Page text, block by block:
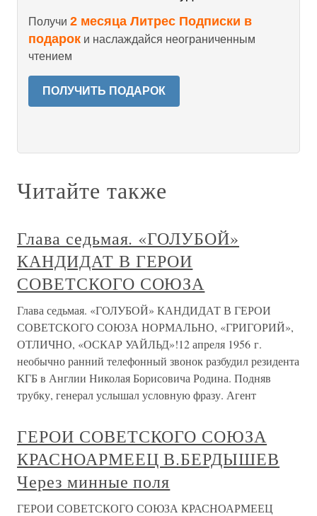
Получи 2 месяца Литрес Подписки в
подарок и наслаждайся неограниченным
чтением
ПОЛУЧИТЬ ПОДАРОК
Читайте также
Глава седьмая. «ГОЛУБОЙ»
КАНДИДАТ В ГЕРОИ
СОВЕТСКОГО СОЮЗА
Глава седьмая. «ГОЛУБОЙ» КАНДИДАТ В ГЕРОИ
СОВЕТСКОГО СОЮЗА НОРМАЛЬНО, «ГРИГОРИЙ»,
ОТЛИЧНО, «ОСКАР УАЙЛЬД»!12 апреля 1956 г.
необычно ранний телефонный звонок разбудил резидента
КГБ в Англии Николая Борисовича Родина. Подняв
трубку, генерал услышал условную фразу. Агент
ГЕРОИ СОВЕТСКОГО СОЮЗА
КРАСНОАРМЕЕЦ В.БЕРДЫШЕВ
Через минные поля
ГЕРОИ СОВЕТСКОГО СОЮЗА КРАСНОАРМЕЕЦ